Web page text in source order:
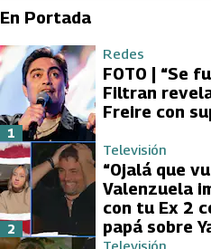
En Portada
Redes
FOTO | “Se
Filtran
Freire con
1
Televisión
“Ojalá que
Valenzuela
con tu Ex 2
papá sobre
2
Televisión